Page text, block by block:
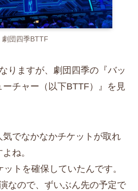
劇団四季BTTF
りますが、劇団四季の『バッ
チャー（以下BTTF）』を見
気でなかなかチケットが取れ
ね。
トを確保していたんです。
なので、ずいぶん先の予定で